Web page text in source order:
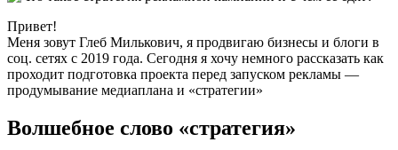
Привет!
Меня зовут Глеб Милькович, я продвигаю бизнесы и блоги в
соц. сетях с 2019 года. Сегодня я хочу немного рассказать как
проходит подготовка проекта перед запуском рекламы —
продумывание медиаплана и «‎стратегии»‎
Волшебное слово «стратегия»